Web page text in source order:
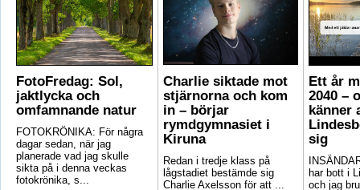
FotoFredag: Sol,
jaktlycka och
omfamnande natur
FOTOKRÖNIKA: För några
dagar sedan, när jag
planerade vad jag skulle
sikta på i denna veckas
fotokrönika, s...
Charlie siktade mot
stjärnorna och kom
in – börjar
rymdgymnasiet i
Kiruna
Redan i tredje klass på
lågstadiet bestämde sig
Charlie Axelsson för att ...
Ett år
2040 –
känner
sig
har bott i
och jag